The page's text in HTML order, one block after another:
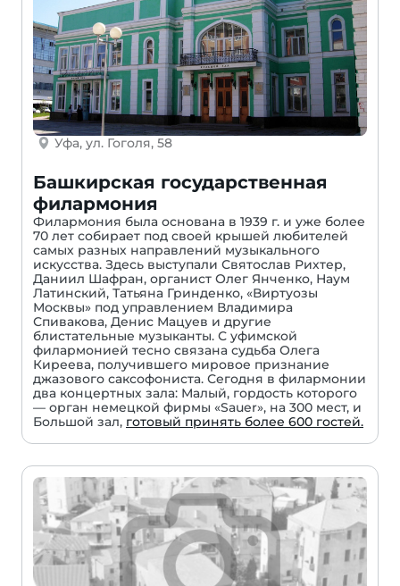
Уфа, ул. Гоголя, 58
Башкирская государственная
филармония
Филармония была основана в 1939 г. и уже более
70 лет собирает под своей крышей любителей
самых разных направлений музыкального
искусства. Здесь выступали Святослав Рихтер,
Даниил Шафран, органист Олег Янченко, Наум
Латинский, Татьяна Гринденко, «Виртуозы
Москвы» под управлением Владимира
Спивакова, Денис Мацуев и другие
блистательные музыканты. С уфимской
филармонией тесно связана судьба Олега
Киреева, получившего мировое признание
джазового саксофониста. Сегодня в филармонии
два концертных зала: Малый, гордость которого
— орган немецкой фирмы «Sauer», на 300 мест, и
Большой зал, готовый принять более 600 гостей.